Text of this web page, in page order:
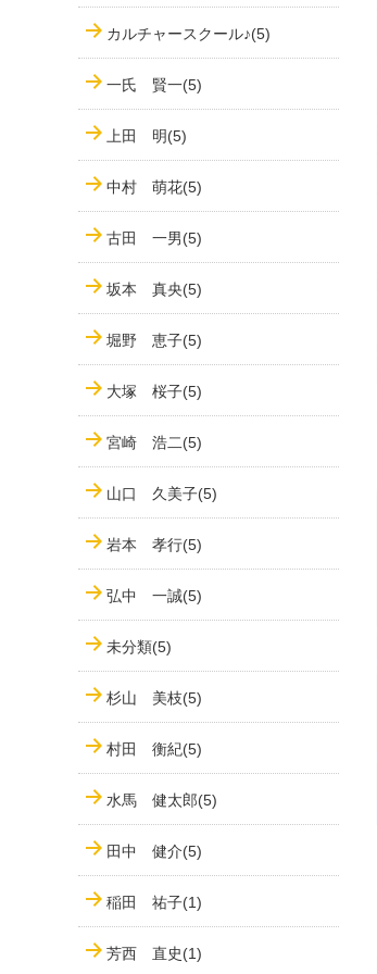
カルチャースクール♪(5)
一氏 賢一(5)
上田 明(5)
中村 萌花(5)
古田 一男(5)
坂本 真央(5)
堀野 恵子(5)
大塚 桜子(5)
宮崎 浩二(5)
山口 久美子(5)
岩本 孝行(5)
弘中 一誠(5)
未分類(5)
杉山 美枝(5)
村田 衡紀(5)
水馬 健太郎(5)
田中 健介(5)
稲田 祐子(1)
芳西 直史(1)